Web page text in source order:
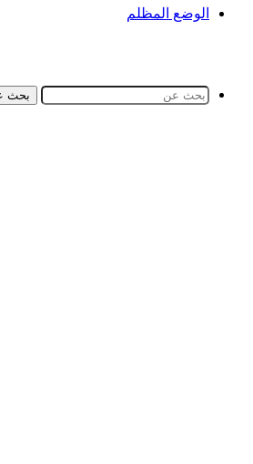
الوضع المظلم
بحث